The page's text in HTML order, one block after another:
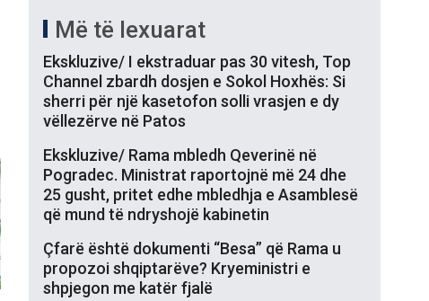
Më të lexuarat
Ekskluzive/ I ekstraduar pas 30 vitesh, Top
Channel zbardh dosjen e Sokol Hoxhës: Si
sherri për një kasetofon solli vrasjen e dy
vëllezërve në Patos
Ekskluzive/ Rama mbledh Qeverinë në
Pogradec. Ministrat raportojnë më 24 dhe
25 gusht, pritet edhe mbledhja e Asamblesë
që mund të ndryshojë kabinetin
Çfarë është dokumenti “Besa” që Rama u
propozoi shqiptarëve? Kryeministri e
shpjegon me katër fjalë